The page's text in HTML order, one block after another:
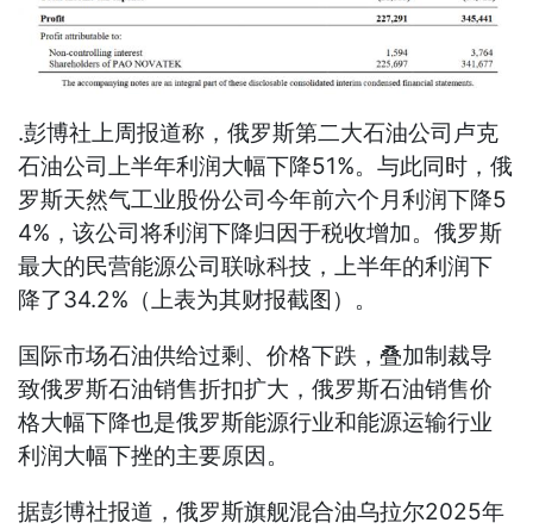
.彭博社上周报道称，俄罗斯第二大石油公司卢克
石油公司上半年利润大幅下降51%。与此同时，俄
罗斯天然气工业股份公司今年前六个月利润下降5
4%，该公司将利润下降归因于税收增加。俄罗斯
最大的民营能源公司联咏科技，上半年的利润下
降了34.2%（上表为其财报截图）。
国际市场石油供给过剩、价格下跌，叠加制裁导
致俄罗斯石油销售折扣扩大，俄罗斯石油销售价
格大幅下降也是俄罗斯能源行业和能源运输行业
利润大幅下挫的主要原因。
据彭博社报道，俄罗斯旗舰混合油乌拉尔2025年